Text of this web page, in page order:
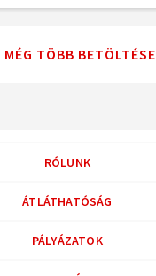
MÉG TÖBB BETÖLTÉSE
RÓLUNK
ÁTLÁTHATÓSÁG
PÁLYÁZATOK